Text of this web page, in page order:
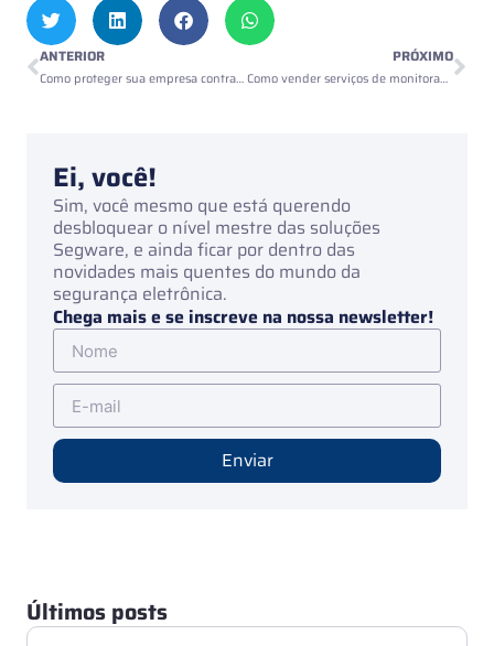
ANTERIOR
Como proteger sua empresa contra ataques cibernéticos
PRÓXIMO
Como vender serviços de monitoramento
Ei, você!
Sim, você mesmo que está querendo
desbloquear o nível mestre das soluções
Segware, e ainda ficar por dentro das
novidades mais quentes do mundo da
segurança eletrônica.
Chega mais e se inscreve na nossa newsletter!
Enviar
Últimos posts